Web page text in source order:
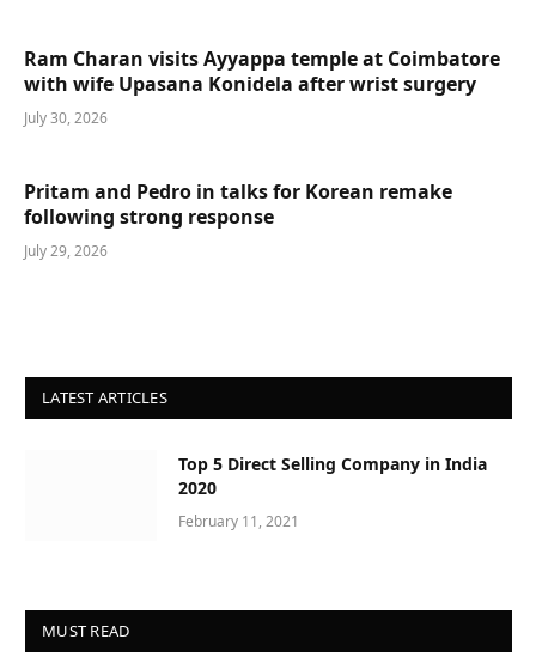
Ram Charan visits Ayyappa temple at Coimbatore
with wife Upasana Konidela after wrist surgery
July 30, 2026
Pritam and Pedro in talks for Korean remake
following strong response
July 29, 2026
LATEST ARTICLES
Top 5 Direct Selling Company in India
2020
February 11, 2021
MUST READ